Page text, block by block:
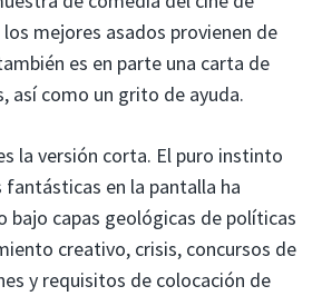
mejores asados ​​provienen de
es en parte una carta de
así como un grito de ayuda.
la versión corta. El puro instinto
en la pantalla ha
bajo capas geológicas de políticas
creativo, crisis, concursos de
y requisitos de colocación de